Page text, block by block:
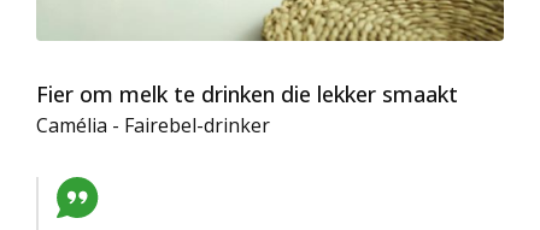
Fier om melk te drinken die lekker smaakt
Camélia - Fairebel-drinker